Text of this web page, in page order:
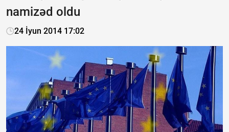
namizəd oldu
24 İyun 2014 17:02